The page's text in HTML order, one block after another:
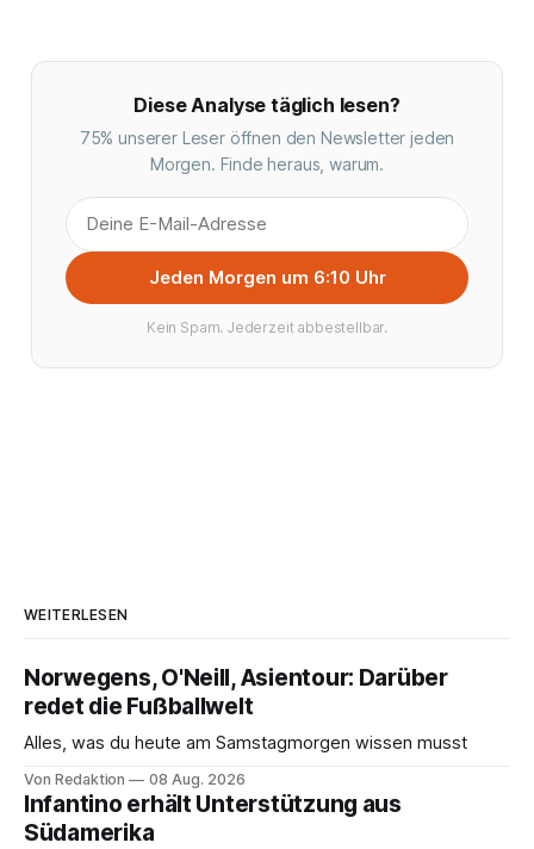
Diese Analyse täglich lesen?
75% unserer Leser öffnen den Newsletter jeden
Morgen. Finde heraus, warum.
Jeden Morgen um 6:10 Uhr
Kein Spam. Jederzeit abbestellbar.
WEITERLESEN
Norwegens, O'Neill, Asientour: Darüber
redet die Fußballwelt
Alles, was du heute am Samstagmorgen wissen musst
Von Redaktion 08 Aug. 2026
Infantino erhält Unterstützung aus
Südamerika